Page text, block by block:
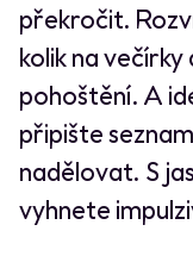
překročit.
kolik na
pohoštění. A
připište
nadělovat. S
vyhnete